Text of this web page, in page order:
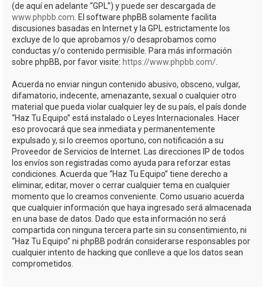
(de aquí en adelante “GPL”) y puede ser descargada de
www.phpbb.com . El software phpBB solamente facilita
discusiones basadas en Internet y la GPL estrictamente los
excluye de lo que aprobamos y/o desaprobamos como
conductas y/o contenido permisible. Para más información
sobre phpBB, por favor visite: https://www.phpbb.com/
Acuerda no enviar ningun contenido abusivo, obsceno, vulgar,
difamatorio, indecente, amenazante, sexual o cualquier otro
material que pueda violar cualquier ley de su país, el país donde
“Haz Tu Equipo” está instalado o Leyes Internacionales. Hacer
eso provocará que sea inmediata y permanentemente
expulsado y, si lo creemos oportuno, con notificación a su
Proveedor de Servicios de Internet. Las direcciones IP de todos
los envíos son registradas como ayuda para reforzar estas
condiciones. Acuerda que “Haz Tu Equipo” tiene derecho a
eliminar, editar, mover o cerrar cualquier tema en cualquier
momento que lo creamos conveniente. Como usuario acuerda
que cualquier información que haya ingresado será almacenada
en una base de datos. Dado que esta información no será
compartida con ninguna tercera parte sin su consentimiento, ni
“Haz Tu Equipo” ni phpBB podrán considerarse responsables por
cualquier intento de hacking que conlleve a que los datos sean
comprometidos.